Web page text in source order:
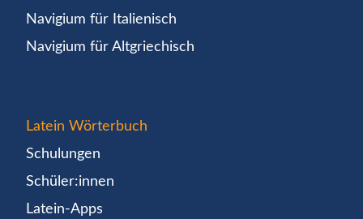
Navigium für Italienisch
Navigium für Altgriechisch
Latein Wörterbuch
Schulungen
Schüler:innen
Latein-Apps